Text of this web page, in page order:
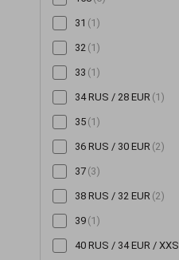
31 (1)
32 (1)
33 (1)
34 RUS / 28 EUR (1)
35 (1)
36 RUS / 30 EUR (2)
37 (3)
38 RUS / 32 EUR (2)
39 (1)
40 RUS / 34 EUR / XXS